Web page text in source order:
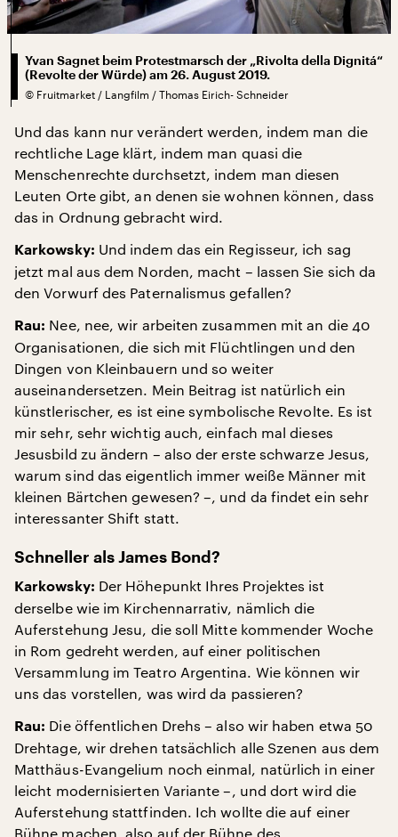
Yvan Sagnet beim Protestmarsch der „Rivolta della Dignitá“
(Revolte der Würde) am 26. August 2019.
© Fruitmarket / Langfilm / Thomas Eirich- Schneider
Und das kann nur verändert werden, indem man die
rechtliche Lage klärt, indem man quasi die
Menschenrechte durchsetzt, indem man diesen
Leuten Orte gibt, an denen sie wohnen können, dass
das in Ordnung gebracht wird.
Karkowsky: Und indem das ein Regisseur, ich sag
jetzt mal aus dem Norden, macht – lassen Sie sich da
den Vorwurf des Paternalismus gefallen?
Rau: Nee, nee, wir arbeiten zusammen mit an die 40
Organisationen, die sich mit Flüchtlingen und den
Dingen von Kleinbauern und so weiter
auseinandersetzen. Mein Beitrag ist natürlich ein
künstlerischer, es ist eine symbolische Revolte. Es ist
mir sehr, sehr wichtig auch, einfach mal dieses
Jesusbild zu ändern – also der erste schwarze Jesus,
warum sind das eigentlich immer weiße Männer mit
kleinen Bärtchen gewesen? –, und da findet ein sehr
interessanter Shift statt.
Schneller als James Bond?
Karkowsky: Der Höhepunkt Ihres Projektes ist
derselbe wie im Kirchennarrativ, nämlich die
Auferstehung Jesu, die soll Mitte kommender Woche
in Rom gedreht werden, auf einer politischen
Versammlung im Teatro Argentina. Wie können wir
uns das vorstellen, was wird da passieren?
Rau: Die öffentlichen Drehs – also wir haben etwa 50
Drehtage, wir drehen tatsächlich alle Szenen aus dem
Matthäus-Evangelium noch einmal, natürlich in einer
leicht modernisierten Variante –, und dort wird die
Auferstehung stattfinden. Ich wollte die auf einer
Bühne machen, also auf der Bühne des